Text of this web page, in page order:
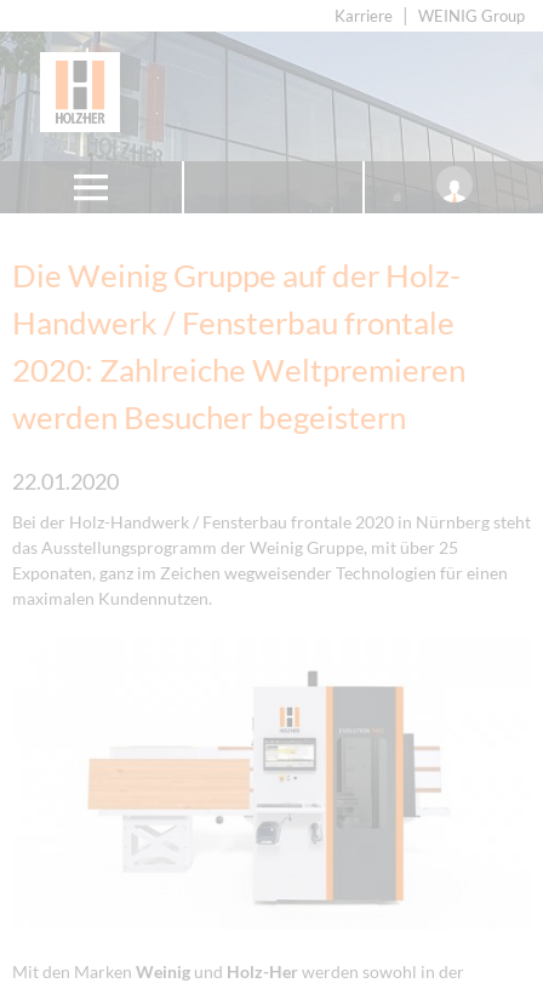
Karriere WEINIG Group
Die Weinig Gruppe auf der Holz-
Handwerk / Fensterbau frontale
2020: Zahlreiche Weltpremieren
werden Besucher begeistern
22.01.2020
Bei der Holz-Handwerk / Fensterbau frontale 2020 in Nürnberg steht
das Ausstellungsprogramm der Weinig Gruppe, mit über 25
Exponaten, ganz im Zeichen wegweisender Technologien für einen
maximalen Kundennutzen.
Mit den Marken Weinig und Holz-Her werden sowohl in der